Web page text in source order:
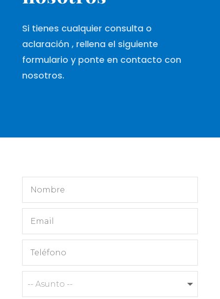
Si tienes cualquier consulta o
aclaración , rellena el siguiente
formulario y ponte en contacto con
nosotros.